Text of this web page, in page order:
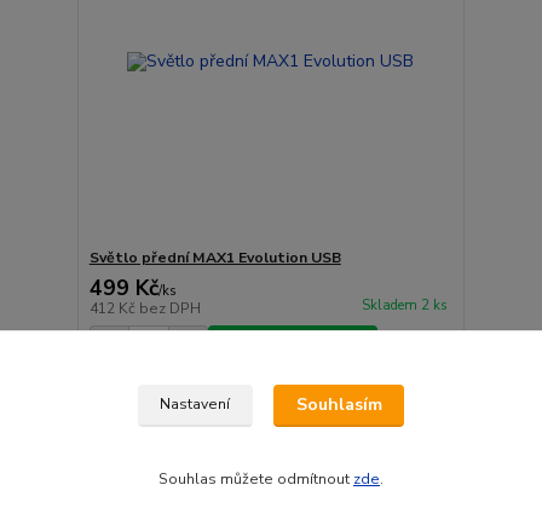
Světlo přední MAX1 Evolution USB
499 Kč/ks
412 Kč bez DPH Skladem 2 ks
strana z 1
Nastavení Souhlasím
Souhlas můžete odmítnout zde.